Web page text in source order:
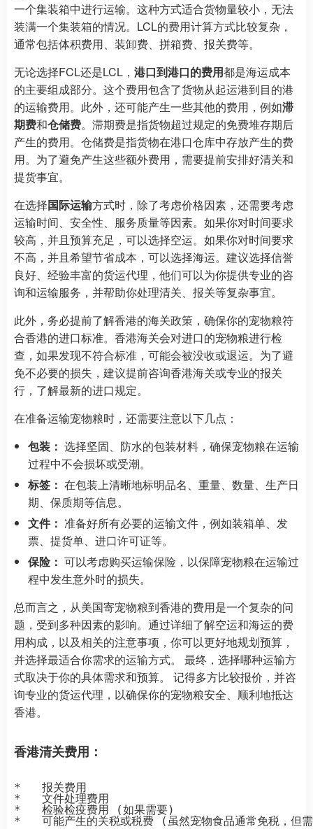
一个集装箱中进行运输。这种方式适合货物量较小，无法
装满一个集装箱的情况。LCL的费用计算方式比较复杂，
通常包括体积费用、装卸费、拼箱费、报关费等。
无论选择FCL还是LCL， 港口到港口的费用都是海运成本
的主要组成部分。这个费用包含了货物从起运港到目的港
的运输费用。此外，还可能产生一些其他的费用，例如滞
期费和仓储费。滞期费是指货物超过规定的免费堆存期后
产生的费用。仓储费是指货物在港口仓库中存放产生的费
用。为了避免产生这些额外费用，需要提前安排好清关和
提货事宜。
在选择国际运输方式时，除了考虑价格因素，还需要考虑
运输时间、安全性、服务质量等因素。如果你对时间要求
较高，并且预算充足，可以选择空运。如果你对时间要求
不高，并且希望节省成本，可以选择海运。建议选择信誉
良好、经验丰富的货运代理，他们可以为你提供专业的咨
询和运输服务，并帮助你处理清关、报关等复杂事宜。
此外，务必提前了解香港的海关政策，确保你的宠物粮符
合香港的进口标准。香港海关会对进口的宠物粮进行检
查，如果发现不符合标准，可能会被没收或退运。为了避
免不必要的损失，建议提前咨询香港海关或专业的报关
行，了解最新的进口规定。
在准备运输宠物粮时，还需要注意以下几点：
包装： 选择坚固、防水的包装材料，确保宠物粮在运输
过程中不会损坏或受潮。
标签： 在包装上清晰地标明品名、重量、数量、生产日
期、保质期等信息。
文件： 准备好所有必要的运输文件，例如装箱单、发
票、提货单、进口许可证等。
保险： 可以考虑购买运输保险，以保障宠物粮在运输过
程中发生意外时的损失。
总而言之，从美国寄宠物粮到香港的费用是一个复杂的问
题，受到多种因素的影响。通过详细了解空运和海运的费
用构成，以及相关的注意事项，你可以更好地规划预算，
并选择最适合你需求的运输方式。 最终，选择哪种运输方
式取决于你的具体需求和预算。 记得多方比较报价，并咨
询专业的货运代理，以确保你的宠物粮安全、顺利地抵达
香港。
香港清关费用：
*   报关费用
*   文件处理费用
*   检验检疫费用 (如果需要)